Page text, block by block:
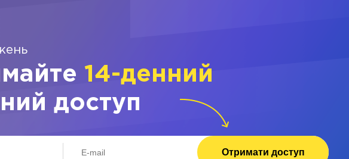
14-денний
доступ
Отримати доступ